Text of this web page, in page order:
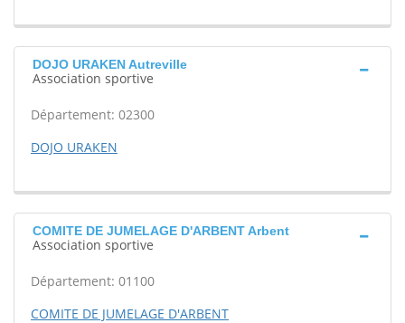
DOJO URAKEN Autreville
Association sportive
Département: 02300
DOJO URAKEN
COMITE DE JUMELAGE D'ARBENT Arbent
Association sportive
Département: 01100
COMITE DE JUMELAGE D'ARBENT